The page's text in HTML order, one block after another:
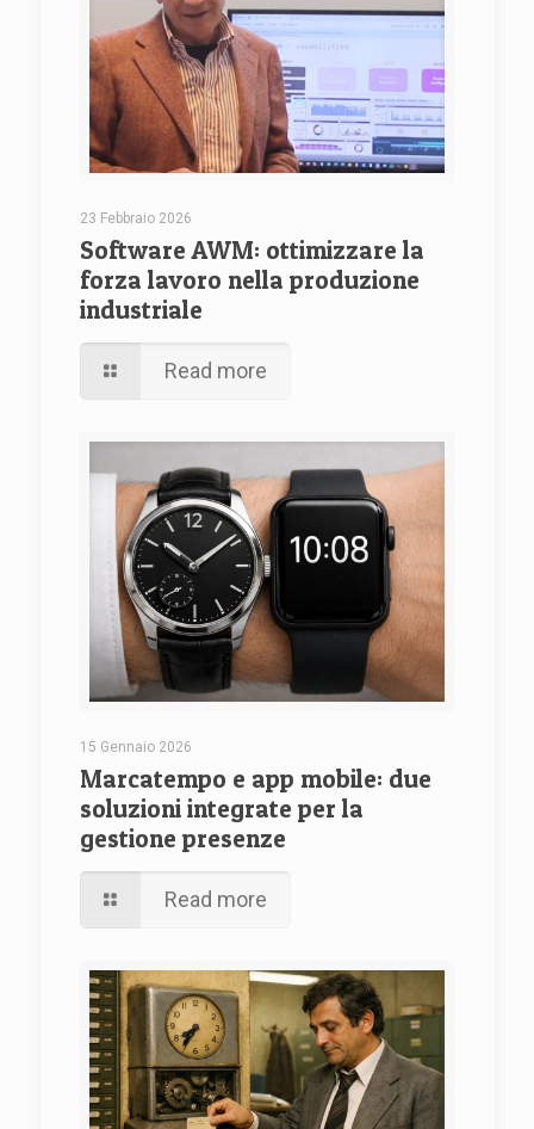
23 Febbraio 2026
Software AWM: ottimizzare la
forza lavoro nella produzione
industriale
Read more
15 Gennaio 2026
Marcatempo e app mobile: due
soluzioni integrate per la
gestione presenze
Read more